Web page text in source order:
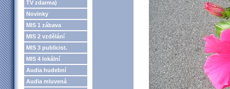
TV zdarma)
Novinky
MIS 1 zábava
MIS 2 vzdělání
MIS 3 publicist.
MIS 4 lokální
Audia hudební
Audia mluvená